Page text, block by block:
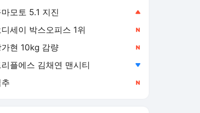
마모토 5.1 지진
디세이 박스오피스 1위
가현 10kg 감량
리플에스 김채연 맨시티